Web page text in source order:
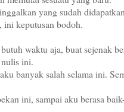
yang sudah
ini keputusan bodoh.
waktu aja, buat sejenak
ini.
banyak salah selama ini.
ini, sampai aku berasa